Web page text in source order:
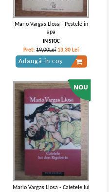
Mario Vargas Llosa - Pestele in
apa
IN STOC
Pret:19,00Lei 13,30 Lei
Adaugă în coș
Mario Vargas Llosa - Caietele lui